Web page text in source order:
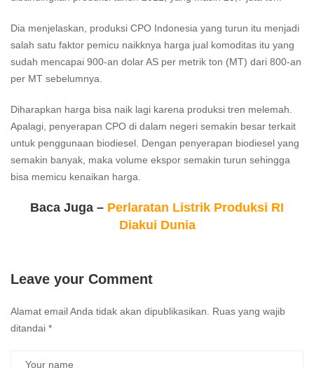
Dia menjelaskan, produksi CPO Indonesia yang turun itu menjadi
salah satu faktor pemicu naikknya harga jual komoditas itu yang
sudah mencapai 900-an dolar AS per metrik ton (MT) dari 800-an
per MT sebelumnya.
Diharapkan harga bisa naik lagi karena produksi tren melemah.
Apalagi, penyerapan CPO di dalam negeri semakin besar terkait
untuk penggunaan biodiesel. Dengan penyerapan biodiesel yang
semakin banyak, maka volume ekspor semakin turun sehingga
bisa memicu kenaikan harga.
Baca Juga – Perlaratan Listrik Produksi RI
Diakui Dunia
Leave your Comment
Alamat email Anda tidak akan dipublikasikan.
Ruas yang wajib
ditandai *